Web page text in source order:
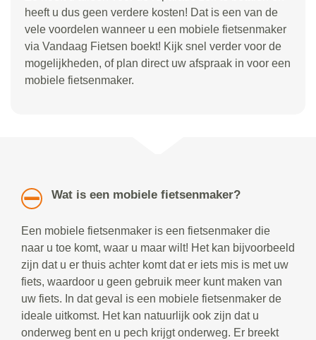
heeft u dus geen verdere kosten! Dat is een van de
vele voordelen wanneer u een mobiele fietsenmaker
via Vandaag Fietsen boekt! Kijk snel verder voor de
mogelijkheden, of plan direct uw afspraak in voor een
mobiele fietsenmaker.
Wat is een mobiele fietsenmaker?
Een mobiele fietsenmaker is een fietsenmaker die
naar u toe komt, waar u maar wilt! Het kan bijvoorbeeld
zijn dat u er thuis achter komt dat er iets mis is met uw
fiets, waardoor u geen gebruik meer kunt maken van
uw fiets. In dat geval is een mobiele fietsenmaker de
ideale uitkomst. Het kan natuurlijk ook zijn dat u
onderweg bent en u pech krijgt onderweg. Er breekt